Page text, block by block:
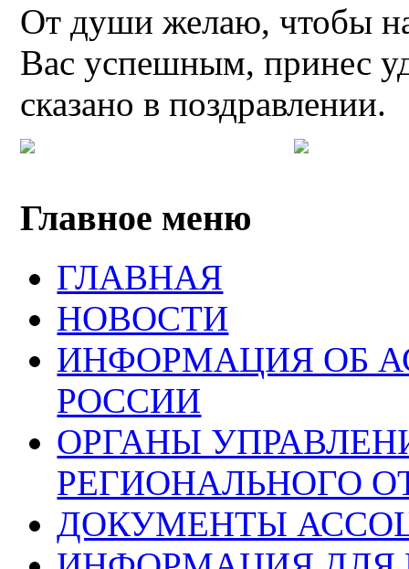
От души желаю, чтобы
Вас успешным, принес
сказано в поздравлении.
Главное меню
ГЛАВНАЯ
НОВОСТИ
ИНФОРМАЦИЯ ОБ
РОССИИ
ОРГАНЫ
РЕГИОНАЛЬНОГО
ДОКУМЕНТЫ